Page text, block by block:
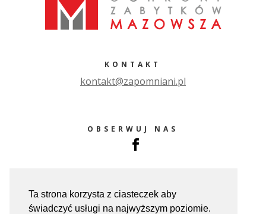
Ta strona korzysta z ciasteczek aby
świadczyć usługi na najwyższym poziomie.
KONTAKT
kontakt@zapomniani.pl
OBSERWUJ NAS